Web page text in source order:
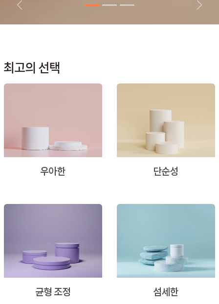
이전 다음
최고의 선택
우아한 단순성
균형 조정 섬세한